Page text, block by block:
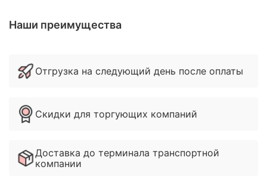
Наши преимущества
Отгрузка на следующий день после оплаты
Скидки для торгующих компаний
Доставка до терминала транспортной
компании